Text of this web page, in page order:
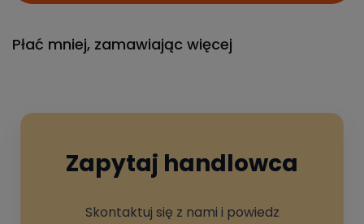
Płać mniej, zamawiając więcej
Zapytaj handlowca
Skontaktuj się z nami i powiedz